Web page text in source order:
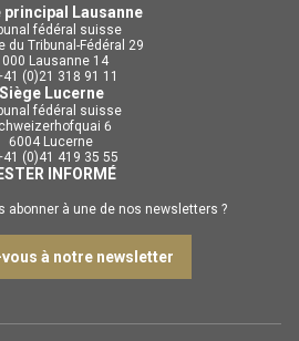
principal Lausanne
fédéral suisse
du Tribunal-Fédéral 29
Lausanne 14
(0)21 318 91 11
Siège Lucerne
fédéral suisse
6
6004 Lucerne
(0)41 419 35 55
INFORMÉ
abonner à une de nos newsletters ?
à notre newsletter